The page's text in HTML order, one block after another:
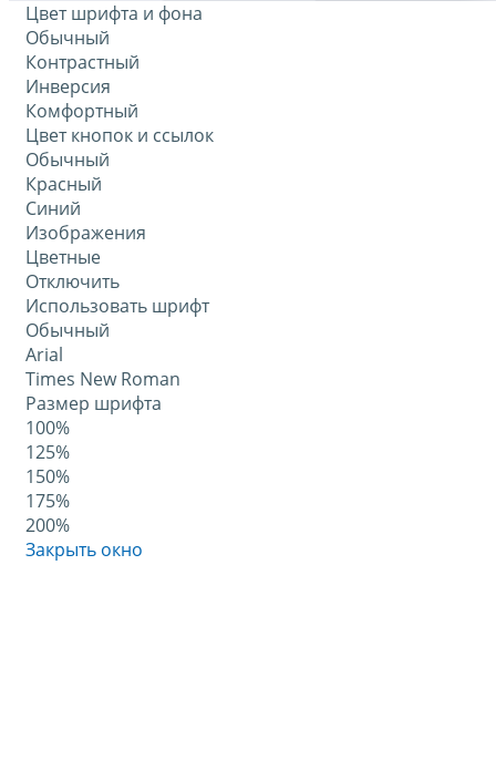
Цвет шрифта и фона
Обычный
Контрастный
Инверсия
Комфортный
Цвет кнопок и ссылок
Обычный
Красный
Синий
Изображения
Цветные
Отключить
Использовать шрифт
Обычный
Arial
Times New Roman
Размер шрифта
100%
125%
150%
175%
200%
Закрыть окно